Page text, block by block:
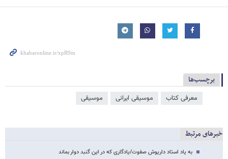
برچسب‌ها
معرفی کتاب موسیقی ایرانی موسیقی
خبرهای مرتبط
به یاد استاد داریوش صفوت/یادگاری که در این گنبد دوار بماند